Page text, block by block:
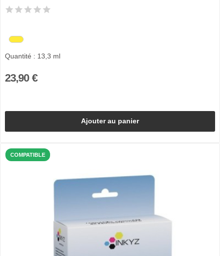
Quantité : 13,3 ml
23,90 €
Ajouter au panier
COMPATIBLE